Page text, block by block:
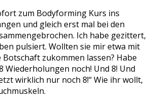
zum Bodyforming Kurs ins
und gleich erst mal bei den
Ich habe gezittert,
pulsiert. Wollten sie mir etwa mit
zukommen lassen? Habe
Wiederholungen noch! Und 8! Und
wirklich nur noch 8!“ Wie ihr wollt,